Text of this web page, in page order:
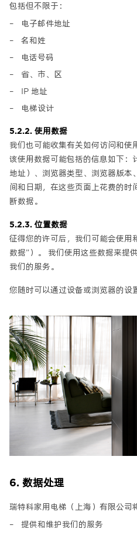
包括但不限于：
电子邮件地址
名和姓
电话号码
省、市、区
IP 地址
电梯设计
5.2.2. 使用数据
我们也可能收集有关如何访问和使
该使用数据可能包括的信息如下：
地址）、浏览器类型、浏览器版本
间和日期，在这些页面上花费的时
断数据。
5.2.3. 位置数据
征得您的许可后，我们可能会使用
数据”）。 我们使用这些数据来提
我们的服务。
您随时可以通过设备或浏览器的设
6. 数据处理
瑞特科家用电梯（上海）有限公司
提供和维护我们的服务